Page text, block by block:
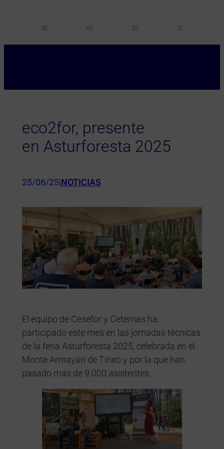
eco2for, presente
en Asturforesta 2025
25/06/25|NOTICIAS
El equipo de Cesefor y Cetemas ha
participado este mes en las jornadas técnicas
de la feria Asturforesta 2025, celebrada en el
Monte Armayán de Tineo y por la que han
pasado más de 9.000 asistentes.